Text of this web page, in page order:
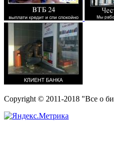
Copyright © 2011-2018 "Все о